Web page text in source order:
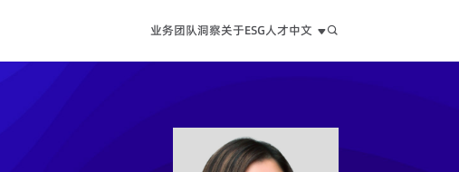
业务团队洞察关于ESG人才中文